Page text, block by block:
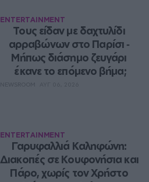
ENTERTAINMENT
Τους είδαν με δαχτυλίδι
αρραβώνων στο Παρίσι ‑
Μήπως διάσημο ζευγάρι
έκανε το επόμενο βήμα;
ENTERTAINMENT
Γαρυφαλλιά Καληφώνη:
Διακοπές σε Κουφονήσια και
Πάρο, χωρίς τον Χρήστο